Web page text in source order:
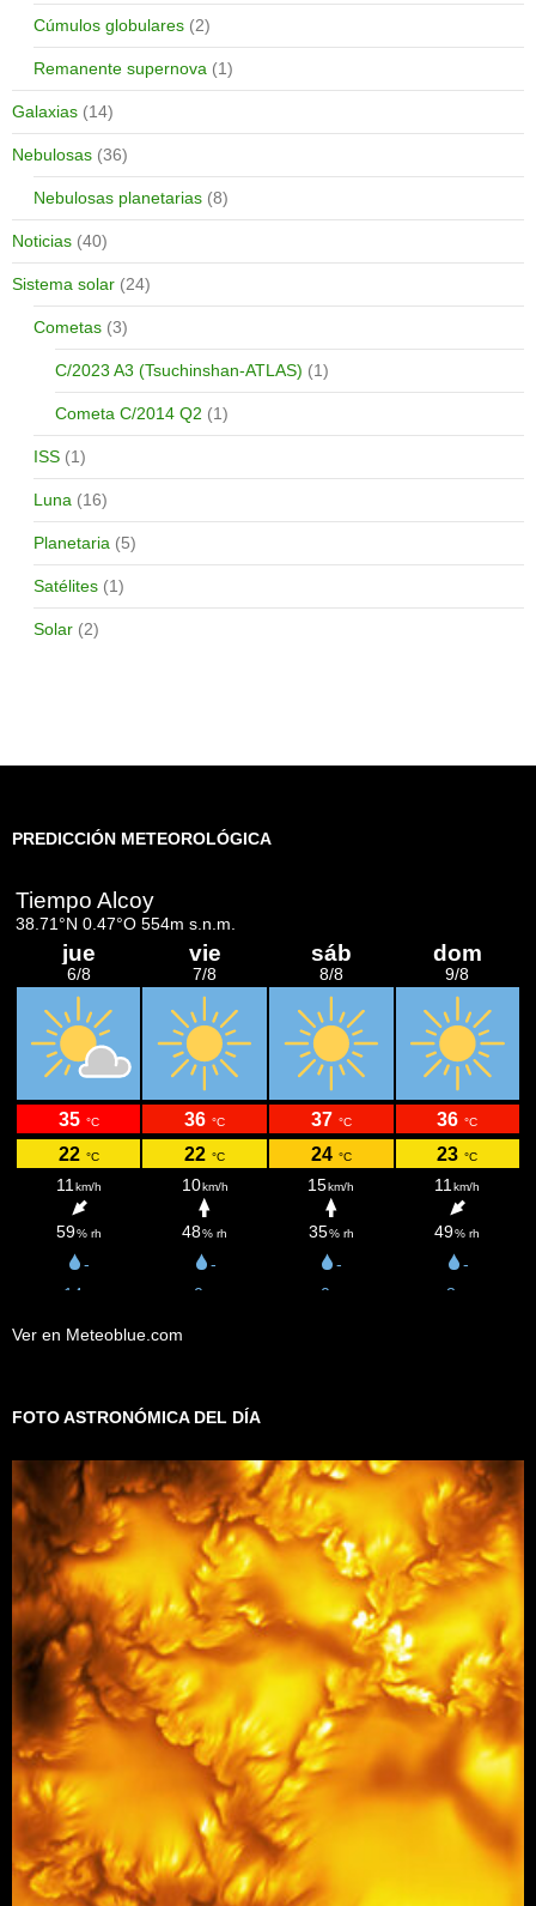
Cúmulos globulares (2)
Remanente supernova (1)
Galaxias (14)
Nebulosas (36)
Nebulosas planetarias (8)
Noticias (40)
Sistema solar (24)
Cometas (3)
C/2023 A3 (Tsuchinshan-ATLAS) (1)
Cometa C/2014 Q2 (1)
ISS (1)
Luna (16)
Planetaria (5)
Satélites (1)
Solar (2)
PREDICCIÓN METEOROLÓGICA
Ver en Meteoblue.com
FOTO ASTRONÓMICA DEL DÍA